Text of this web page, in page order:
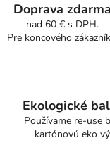
Doprava zdarma
nad 60 € s DPH.
Pre koncového
Ekologické
Používame re-use
kartónovú eko